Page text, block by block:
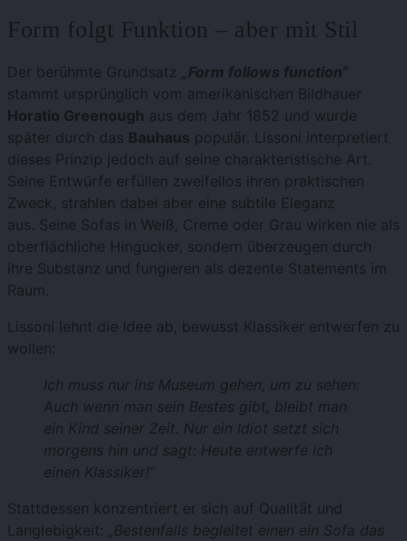
Form folgt Funktion – aber mit Stil
Der berühmte Grundsatz
„Form follows function“
stammt ursprünglich vom amerikanischen Bildhauer
Horatio Greenough aus dem Jahr 1852 und wurde
später durch das Bauhaus populär. Lissoni interpretiert
dieses Prinzip jedoch auf seine charakteristische Art.
Seine Entwürfe erfüllen zweifellos ihren praktischen
Zweck, strahlen dabei aber eine subtile Eleganz
aus. Seine Sofas in Weiß, Creme oder Grau wirken nie als
oberflächliche Hingucker, sondern überzeugen durch
ihre Substanz und fungieren als dezente Statements im
Raum.
Lissoni lehnt die Idee ab, bewusst Klassiker entwerfen zu
wollen:
Ich muss nur ins Museum gehen, um zu sehen:
Auch wenn man sein Bestes gibt, bleibt man
ein Kind seiner Zeit. Nur ein Idiot setzt sich
morgens hin und sagt: Heute entwerfe ich
einen Klassiker!“
Stattdessen konzentriert er sich auf Qualität und
Langlebigkeit:
„Bestenfalls begleitet einen ein Sofa das